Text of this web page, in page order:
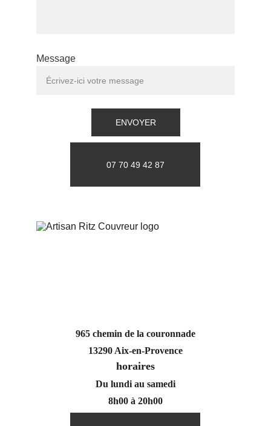
Message
ENVOYER
07 70 49 42 87
965 chemin de la couronnade
13290 Aix-en-Provence
horaires
Du lundi au samedi
8h00 à 20h00